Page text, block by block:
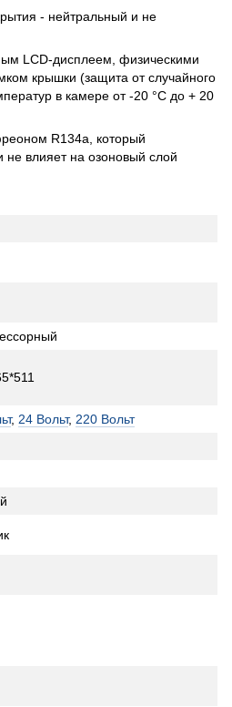
- нейтральный и не
LCD-дисплеем, физическими
крышки (защита от случайного
в камере от -20 °C до + 20
R134a, который
не влияет на озоновый слой
, 24 Вольт, 220 Вольт